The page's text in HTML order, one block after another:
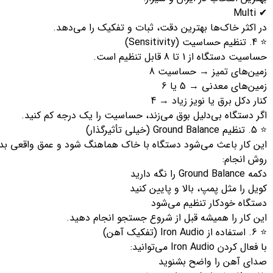
✔ Multi
در اکثر خاک‌ها بهترین دقت، ثبات و تفکیک را می‌دهد.
⭐ 4. تنظیم حساسیت (Sensitivity)
حساسیت دستگاه از 1 تا 8 قابل تنظیم است.
زمین‌های تمیز → حساسیت 8
زمین‌های معدنی → 5 یا 6
کنار دکل برق یا نویز زیاد → 4
اگر دستگاه بی‌دلیل بوق می‌زند، حساسیت را یک درجه کم کنید.
⭐ 5. تنظیم Ground Balance (خیلی تأثیرگذار)
این کار باعث می‌شود دستگاه با خاک هماهنگ شود و عمق واقعی
روش انجام:
دکمه Ground Balance را نگه دارید
کویل را مثل پمپ، بالا و پایین کنید
دستگاه خودکار تنظیم می‌شود
این کار را همیشه قبل از شروع جستجو انجام دهید.
⭐ 6. استفاده از Iron Audio (تفکیک آهن)
با فعال کردن Iron Audio می‌توانید:
صدای آهن را واضح بشنوید